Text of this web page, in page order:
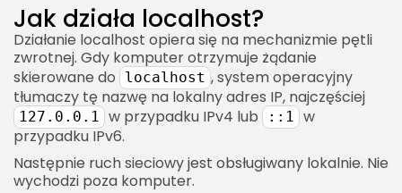
Jak działa localhost?
Działanie localhost opiera się na mechanizmie pętli
zwrotnej. Gdy komputer otrzymuje żądanie
skierowane do
localhost , system operacyjny
tłumaczy tę nazwę na lokalny adres IP, najczęściej
127.0.0.1 w przypadku IPv4 lub ::1 w
przypadku IPv6.
Następnie ruch sieciowy jest obsługiwany lokalnie. Nie
wychodzi poza komputer.
Typowe problemy OAuth na localhost
Localhost a webhooki
Dlaczego webhook nie działa z localhost?
Jak testować webhooki lokalnie?
Localhost a środowiska developerskie
Środowisko lokalne
Środowisko staging